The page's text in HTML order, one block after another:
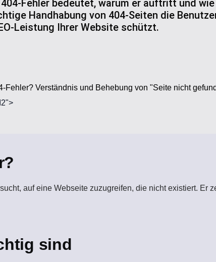
Fehler bedeutet, warum er auftritt und
Handhabung von 404-Seiten die
Leistung Ihrer Website schützt.
Fehler? Verständnis und Behebung von "Seite nicht
auf eine Webseite zuzugreifen, die nicht existiert. Er
sind